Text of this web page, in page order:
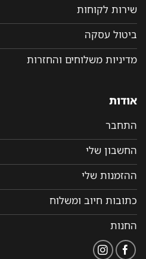
שירות לקוחות
ביטול עסקה
מדיניות משלוחים והחזרות
אודות
התחבר
החשבון שלי
ההזמנות שלי
כתובות חיוב ומשלוח
החנות